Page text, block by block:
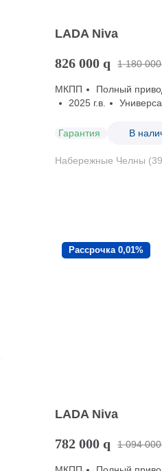
LADA Niva
826 000 q 1 180 000
МКПП Полный
2025 г.в.
Гарантия В
Набережные Челны
Рассрочка 0,01%
LADA Niva
782 000 q 1 094 000